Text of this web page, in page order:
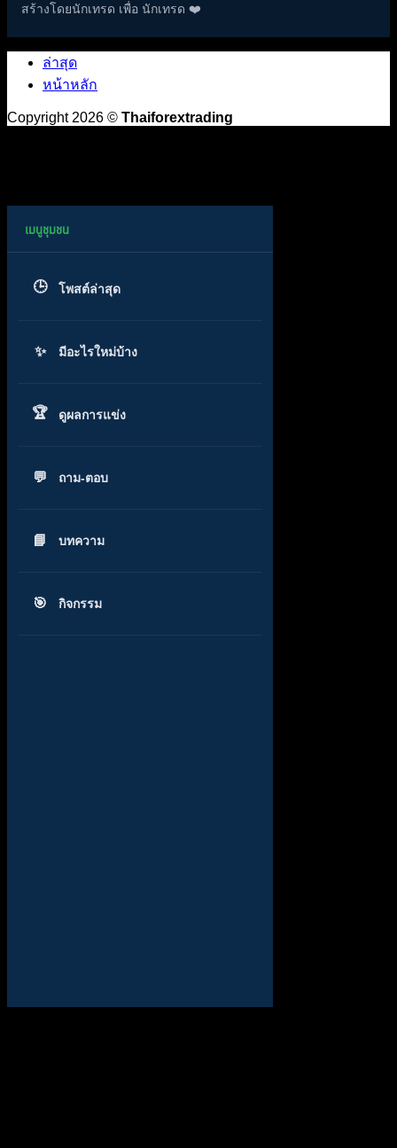
สร้างโดยนักเทรด เพื่อ นักเทรด ❤️
ล่าสุด
หน้าหลัก
Copyright 2026 © Thaiforextrading
โพสต์ล่าสุด
มีอะไรใหม่บ้าง
ดูผลการแข่ง
ถาม-ตอบ
บทความ
กิจกรรม